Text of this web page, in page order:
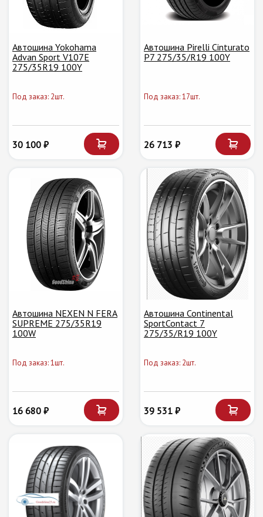
Автошина Yokohama
Advan Sport V107E
275/35R19 100Y
Под заказ: 2шт.
30 100 ₽
Автошина Pirelli Cinturato
P7 275/35/R19 100Y
Под заказ: 17шт.
26 713 ₽
Автошина NEXEN N FERA
SUPREME 275/35R19
100W
Под заказ: 1шт.
16 680 ₽
Автошина Continental
SportContact 7
275/35/R19 100Y
Под заказ: 2шт.
39 531 ₽